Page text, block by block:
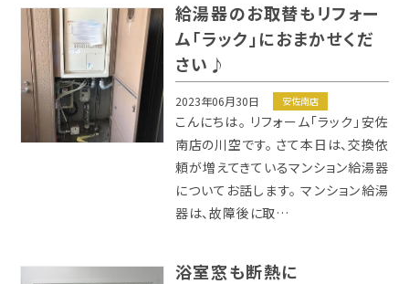
給湯器のお取替もリフォー
ム「ラック」におまかせくだ
さい♪
2023年06月30日 安佐南店
こんにちは。 リフォーム「ラック」安佐
南店の川空です。 さて本日は、交換依
頼が増えてきているマンション給湯器
についてお話します。 マンション給湯
器は、故障後に取…
浴室窓も断熱に